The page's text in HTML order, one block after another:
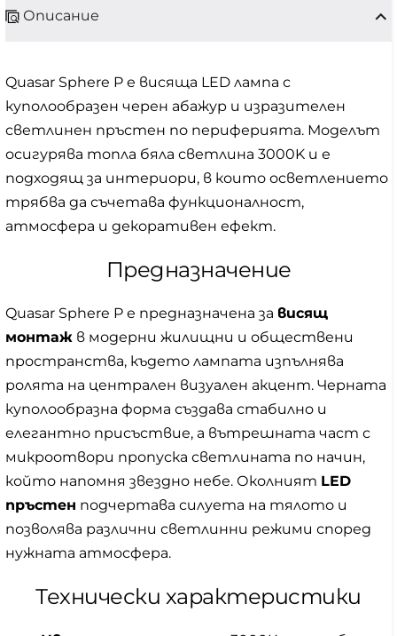
Описание
Quasar Sphere P е висяща LED лампа с
куполообразен черен абажур и изразителен
светлинен пръстен по периферията. Моделът
осигурява топла бяла светлина 3000K и е
подходящ за интериори, в които осветлението
трябва да съчетава функционалност,
атмосфера и декоративен ефект.
Предназначение
Quasar Sphere P е предназначена за висящ
монтаж в модерни жилищни и обществени
пространства, където лампата изпълнява
ролята на централен визуален акцент. Черната
куполообразна форма създава стабилно и
елегантно присъствие, а вътрешната част с
микроотвори пропуска светлината по начин,
който напомня звездно небе. Околният LED
пръстен подчертава силуета на тялото и
позволява различни светлинни режими според
нужната атмосфера.
Технически характеристики